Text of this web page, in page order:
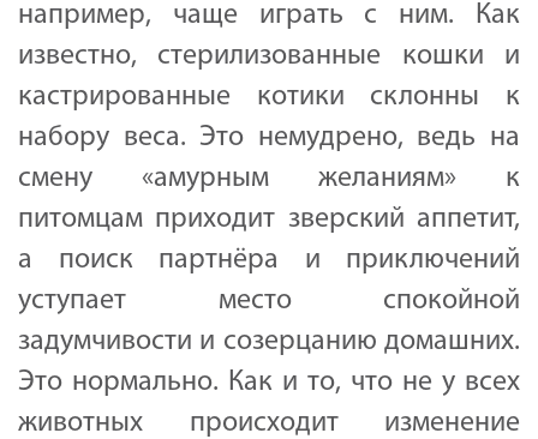
например, чаще играть с ним. Как
известно, стерилизованные кошки и
кастрированные котики склонны к
набору веса. Это немудрено, ведь на
смену «амурным желаниям» к
питомцам приходит зверский аппетит,
а поиск партнёра и приключений
уступает место спокойной
задумчивости и созерцанию домашних.
Это нормально. Как и то, что не у всех
животных происходит изменение